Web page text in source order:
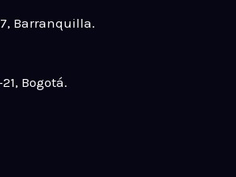
, Barranquilla.
, Bogotá.